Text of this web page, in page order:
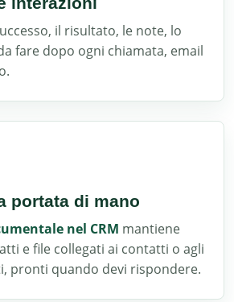
il risultato, le note, lo
fare dopo ogni chiamata, email
portata di mano
nel CRM mantiene
e file collegati ai contatti o agli
pronti quando devi rispondere.